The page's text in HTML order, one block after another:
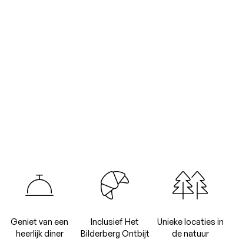
Geniet van een
heerlijk diner
Inclusief Het
Bilderberg Ontbijt
Unieke locaties in
de natuur